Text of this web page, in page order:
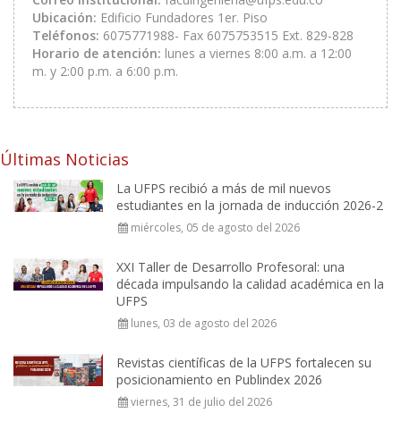
Ubicación: Edificio Fundadores 1er. Piso
Teléfonos: 6075771988- Fax 6075753515 Ext. 829-828
Horario de atención: lunes a viernes 8:00 a.m. a 12:00
m. y 2:00 p.m. a 6:00 p.m.
Últimas Noticias
La UFPS recibió a más de mil nuevos
estudiantes en la jornada de inducción 2026-2
miércoles, 05 de agosto del 2026
XXI Taller de Desarrollo Profesoral: una
década impulsando la calidad académica en la
UFPS
lunes, 03 de agosto del 2026
Revistas científicas de la UFPS fortalecen su
posicionamiento en Publindex 2026
viernes, 31 de julio del 2026